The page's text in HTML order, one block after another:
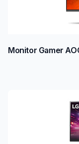
Monitor Gamer